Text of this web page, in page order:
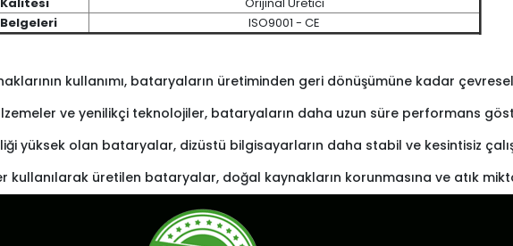
ISO9001 - CE
kullanımı, bataryaların üretiminden geri dönüşümüne kadar
ve yenilikçi teknolojiler, bataryaların daha uzun süre performans
yüksek olan bataryalar, dizüstü bilgisayarların daha stabil ve kesintisiz
üretilen bataryalar, doğal kaynakların korunmasına ve atık